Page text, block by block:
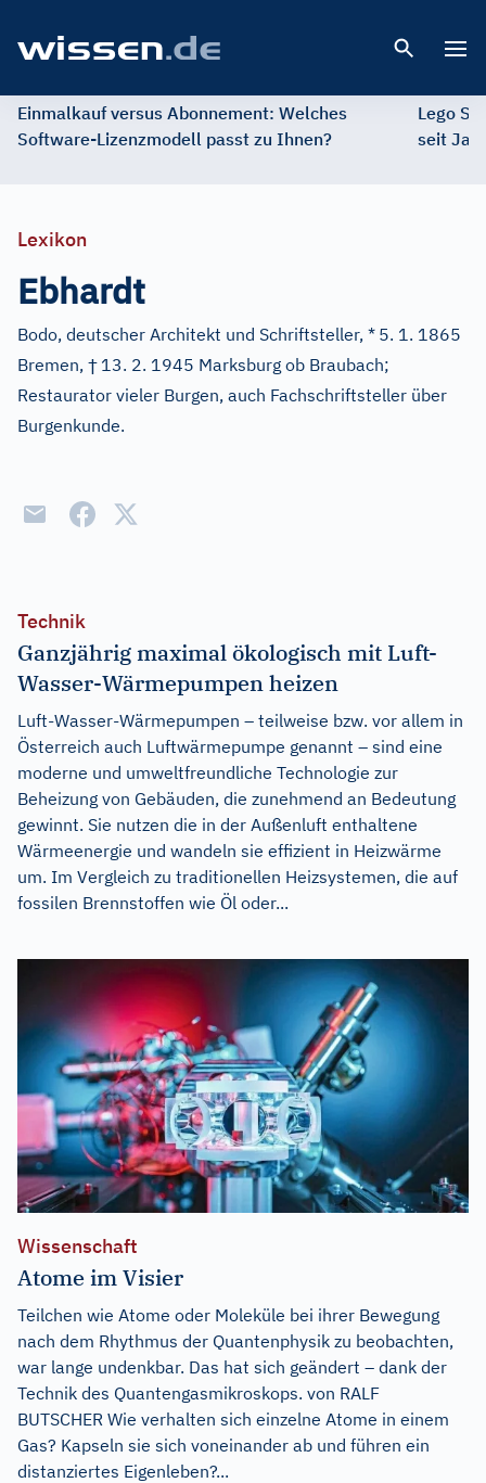
Einmalkauf versus Abonnement: Welches
Software-Lizenzmodell passt zu Ihnen?
Lego
seit
Lexikon
Ebhardt
Bodo, deutscher Architekt und Schriftsteller, * 5. 1. 1865
Bremen, † 13. 2. 1945 Marksburg ob Braubach;
Restaurator vieler Burgen, auch Fachschriftsteller über
Burgenkunde.
Technik
Ganzjährig maximal ökologisch mit Luft-
Wasser-Wärmepumpen heizen
Luft-Wasser-Wärmepumpen – teilweise bzw. vor allem in
Österreich auch Luftwärmepumpe genannt – sind eine
moderne und umweltfreundliche Technologie zur
Beheizung von Gebäuden, die zunehmend an Bedeutung
gewinnt. Sie nutzen die in der Außenluft enthaltene
Wärmeenergie und wandeln sie effizient in Heizwärme
um. Im Vergleich zu traditionellen Heizsystemen, die auf
fossilen Brennstoffen wie Öl oder...
Wissenschaft
Atome im Visier
Teilchen wie Atome oder Moleküle bei ihrer Bewegung
nach dem Rhythmus der Quantenphysik zu beobachten,
war lange undenkbar. Das hat sich geändert – dank der
Technik des Quantengasmikroskops. von RALF
BUTSCHER Wie verhalten sich einzelne Atome in einem
Gas? Kapseln sie sich voneinander ab und führen ein
distanziertes Eigenleben?...